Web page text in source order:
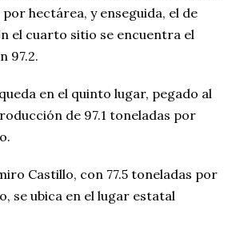
hectárea, y enseguida, el de
el cuarto sitio se encuentra el
97.2.
en el quinto lugar, pegado al
de 97.1 toneladas por
Castillo, con 77.5 toneladas por
se ubica en el lugar estatal